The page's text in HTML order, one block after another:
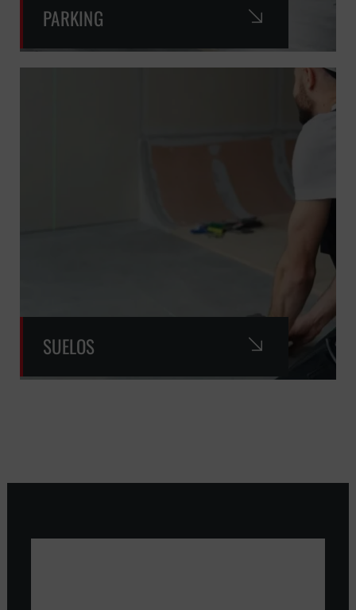
PARKING
SUELOS